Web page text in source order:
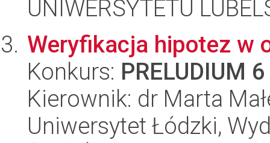
UNIWERSYTETU
Weryfikacja hipotez w
Konkurs: PRELUDIUM 6
Kierownik: dr Marta
Uniwersytet Łódzki,